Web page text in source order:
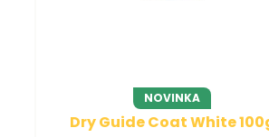
NOVINKA
Dry Guide Coat White